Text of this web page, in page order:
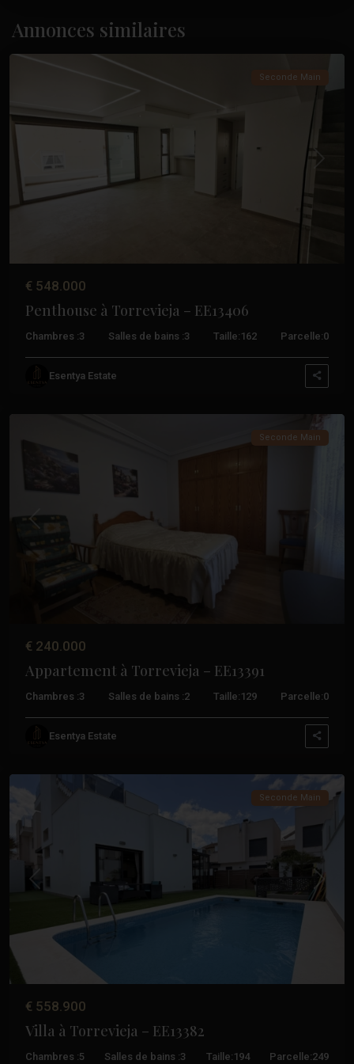
Annonces similaires
Torrevieja
Précédent
Seconde Main
€ 548.000
Penthouse à Torrevieja – EE13406
Chambres :3 Salles de bains :3 Taille: 162 Parcelle:0
Esentya Estate
Acequion,
Seconde Main
€ 240.000
Appartement à Torrevieja – EE13391
Chambres :3 Salles de bains :2 Taille: 129 Parcelle:0
Esentya Estate
Nuevas,
Précédent Suivant
Seconde Main
€ 558.900
Villa à Torrevieja – EE13382
Chambres :5 Salles de bains :3 Taille: 194 Parcelle:249